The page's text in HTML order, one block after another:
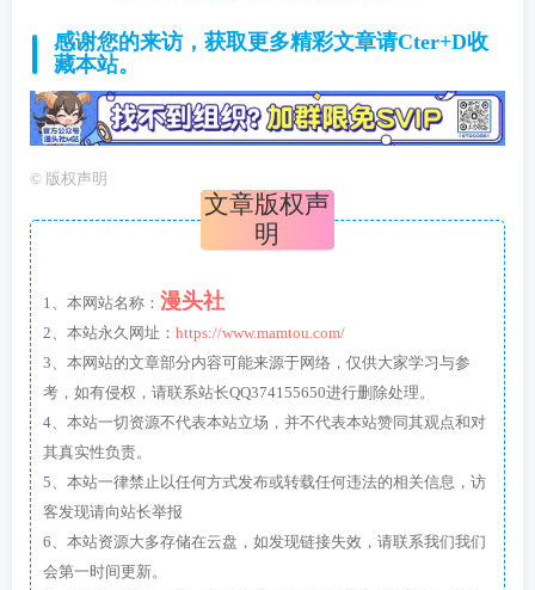
感谢您的来访，获取更多精彩文章请Cter+D收
藏本站。
© 版权声明
文章版权声
明
1、本网站名称： 漫头社
2、本站永久网址： https://www.mamtou.com/
3、本网站的文章部分内容可能来源于网络，仅供大家学习与参
考，如有侵权，请联系站长QQ374155650进行删除处理。
4、本站一切资源不代表本站立场，并不代表本站赞同其观点和对
其真实性负责。
5、本站一律禁止以任何方式发布或转载任何违法的相关信息，访
客发现请向站长举报
6、本站资源大多存储在云盘，如发现链接失效，请联系我们我们
会第一时间更新。